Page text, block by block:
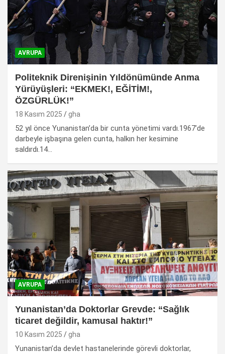
AVRUPA
Politeknik Direnişinin Yıldönümünde Anma
Yürüyüşleri: “EKMEK!, EĞİTİM!,
ÖZGÜRLÜK!”
18 Kasım 2025 gha
52 yıl önce Yunanistan’da bir cunta yönetimi vardı.1967’de
darbeyle işbaşına gelen cunta, halkın her kesimine
saldırdı.14…
AVRUPA
Yunanistan’da Doktorlar Grevde: “Sağlık
ticaret değildir, kamusal haktır!”
10 Kasım 2025 gha
Yunanistan’da devlet hastanelerinde görevli doktorlar,